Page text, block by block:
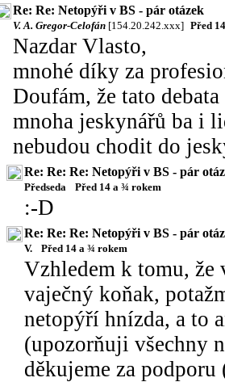
Re: Re: Netopýři v BS - pár otázek
V. A. Gregor-Celofán [154.20.242.xxx] Před
Nazdar Vlasto,
mnohé díky za
Doufám, že tato
mnoha jeskynářů ba i
nebudou chodit do
Re: Re: Re: Netopýři v BS - pár
Předseda Před 14 a ¾ rokem
:-D
Re: Re: Re: Netopýři v BS - pár
V. Před 14 a ¾ rokem
Vzhledem k tomu, že
vaječný koňak,
netopýří hnízda, a to
(upozorňuji všechny
děkujeme za